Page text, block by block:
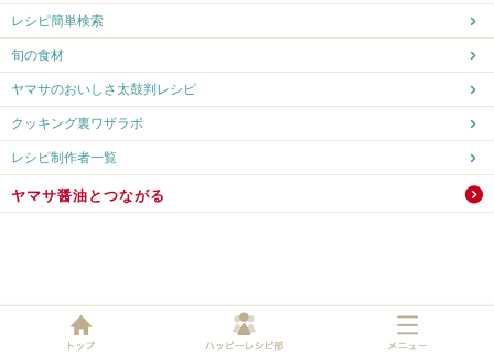
レシピ簡単検索
旬の食材
ヤマサのおいしさ太鼓判レシピ
クッキング裏ワザラボ
レシピ制作者一覧
ヤマサ醤油とつながる